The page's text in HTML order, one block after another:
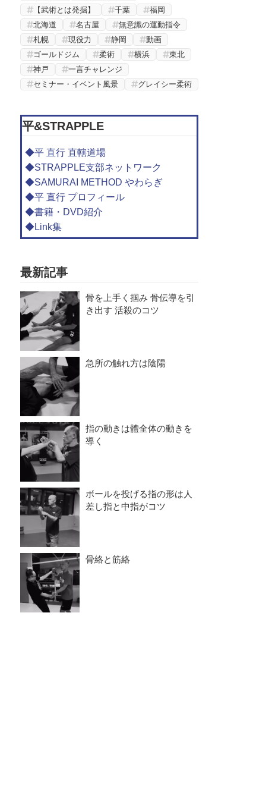
【武術とは発掘】
千葉
福岡
北海道
名古屋
無意識の運動指令
札幌
現役力 静岡
動画
ゴールドジム
柔術 横浜
東北
神戸
一言チャレンジ
セミナー・イベント風景
グレイシー柔術
平&STRAPPLE
◆平 直行 直轄道場
◆STRAPPLE支部ネットワーク
◆SAMURAI METHOD やわらぎ
◆平 直行 プロフィール
◆書籍・DVD紹介
◆Link集
最新記事
骨を上手く掴み 骨伝導を引
き出す 活殺のコツ
急所の触れ方は陰陽
指の動きは體全体の動きを
導く
ボールを投げる指の形は人
差し指と中指がコツ
骨絡と筋絡